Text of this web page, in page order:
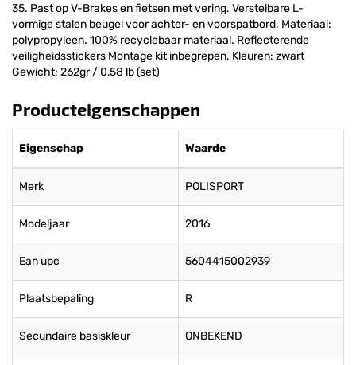
35. Past op V-Brakes en fietsen met vering. Verstelbare L-
vormige stalen beugel voor achter- en voorspatbord. Materiaal:
polypropyleen. 100% recyclebaar materiaal. Reflecterende
veiligheidsstickers Montage kit inbegrepen. Kleuren: zwart
Gewicht: 262gr / 0,58 lb (set)
Producteigenschappen
Eigenschap Waarde
Merk POLISPORT
Modeljaar 2016
Ean upc 5604415002939
Plaatsbepaling R
Secundaire basiskleur ONBEKEND